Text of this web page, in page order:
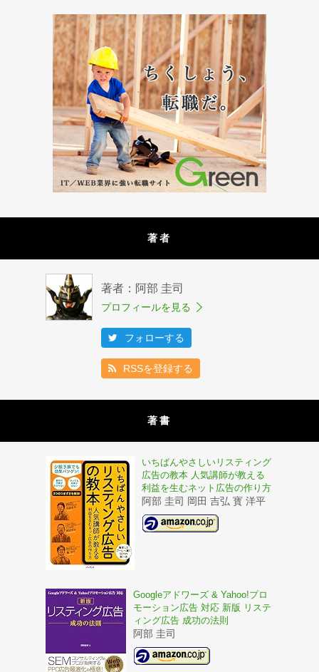
著者
著者：阿部 圭司
プロフィールを見る
フォローする
RSSを登録する
著書
いちばんやさしいリスティング
広告の教本 人気講師が教える
利益を生むネット広告の作り方
阿部 圭司 岡田 吉弘 寳 洋平
Googleアドワーズ & Yahoo!プロ
モーション広告 対応 新版 リステ
ィング広告 成功の法則
阿部 圭司